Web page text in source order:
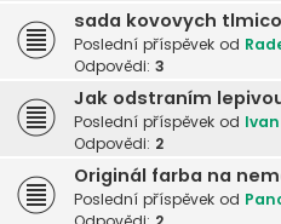
sada kovovych
Poslední příspěvek od
Odpovědi: 3
Jak odstraním
Poslední příspěvek od Ivan
Odpovědi: 2
Originál farba na
Poslední příspěvek od